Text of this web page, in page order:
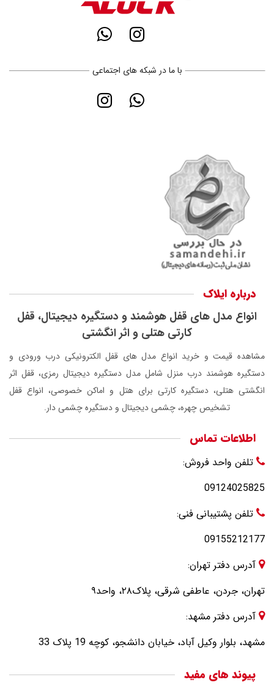
با ما در شبکه های اجتماعی
درباره ایلاک
انواع مدل های قفل هوشمند و دستگیره دیجیتال، قفل
کارتی هتلی و اثر انگشتی
مشاهده قیمت و خرید انواع مدل های قفل الکترونیکی درب ورودی و
دستگیره هوشمند درب منزل شامل مدل دستگیره دیجیتال رمزی، قفل اثر
انگشتی هتلی، دستگیره کارتی برای هتل و اماکن خصوصی، انواع قفل
تشخیص چهره، چشمی دیجیتال و دستگیره چشمی دار.
اطلاعات تماس
تلفن واحد فروش:
09124025825
تلفن پشتیبانی فنی:
09155212177
آدرس دفتر تهران:
تهران، جردن، عاطفی شرقی، پلاک۲۸، واحد۹
آدرس دفتر مشهد:
مشهد، بلوار وکیل آباد، خیابان دانشجو، کوچه 19 پلاک 33
پیوند های مفید